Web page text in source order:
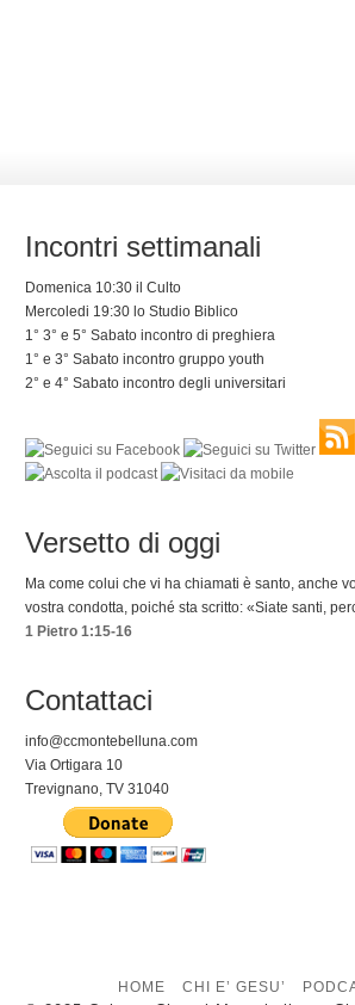
Incontri settimanali
Domenica 10:30 il Culto
Mercoledi 19:30 lo Studio Biblico
1° 3° e 5° Sabato incontro di preghiera
1° e 3° Sabato incontro gruppo youth
2° e 4° Sabato incontro degli universitari
Versetto di oggi
Ma come colui che vi ha chiamati è santo, anche
vostra condotta, poiché sta scritto: «Siate santi,
1 Pietro 1:15-16
Contattaci
info@ccmontebelluna.com
Via Ortigara 10
Trevignano, TV 31040
HOME CHI E’ GESU’